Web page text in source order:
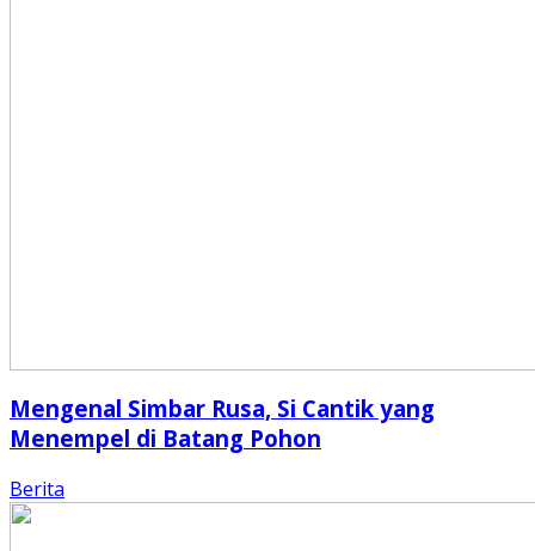
Mengenal Simbar Rusa, Si Cantik yang
Menempel di Batang Pohon
Berita